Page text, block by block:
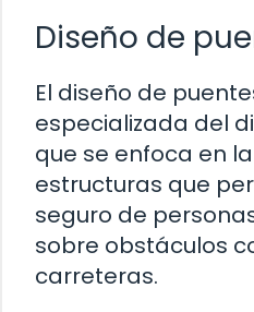
Diseño de
El diseño de
especializada del
que se enfoca en
estructuras que
seguro de
sobre obstáculos
carreteras.